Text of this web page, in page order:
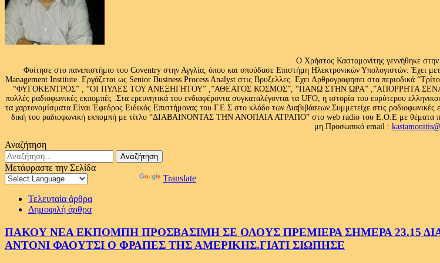
Ο Χρήστος Κασταμονίτης γεννήθηκε
Φοίτησε στο πανεπιστήμιο του Coventry στην Αγγλία, όπου και σπούδασε Επιστήμη Ηλεκτρονικών Υπολογιστών. Έχει
Management Institute. Εργάζεται ως Senior Business Process Analyst στις Βρυξελλες. Εχει Αρθρογραφησει στα περιοδικά
“ΦΥΓΟΚΕΝΤΡΟΣ” , “ΟΙ ΠΥΛΕΣ ΤΟΥ ΑΝΕΞΗΓΗΤΟΥ” ,”ΑΘΕΑΤΟΣ ΚΟΣΜΟΣ”, “ΠΑΝΩ ΣΤΗΝ ΩΡΑ” ,”ΑΠΟΡΡΗΤΑ
πολλές ραδιοφωνικές εκπομπές .Στα ερευνητικά του ενδιαφέροντα συγκαταλέγονται τα UFO, η ιστορία του ευρύτερου
τα χαρτονομίσματα.Είναι Έφεδρος Ειδικός Επιστήμονας του Γ.Ε.Σ στο κλάδο των Διαβιβάσεων.Συμμετείχε στις
δική του ραδιοφωνική εκπομπή με τίτλο “ΔΙΑΒΑΙΝΟΝΤΑΣ ΤΗΝ ΑΝΟΠΑΙΑ ΑΤΡΑΠΟ” στο web radio του Ε.Ο.Ε με θέματα που
μη.Προσωπικό email :
Αναζήτηση
Αναζήτηση
για:
Μετάφραστε την Σελίδα
Translate
Τελευταία άρθρα
Δημοφιλή άρθρα
ΠΑΚΟΥ ΝΕΑ ΕΚΠΟΜΠΗ ΠΡΟΣΒΑΣΙΜΗ ΣΕ ΟΛΟΥΣ ΠΡΕΜΙΕΡΑ ΣΗΜΕΡΑ 23.15
ΑΝΤΟΝΙ ΦΑΟΥΤΣΙ Ο ΦΡΑΠΕΣ ΤΗΣ ΑΜΕΡΙΚΗΣ.ΓΙΑΤΙ ΣΙΩΠΗΣΕ